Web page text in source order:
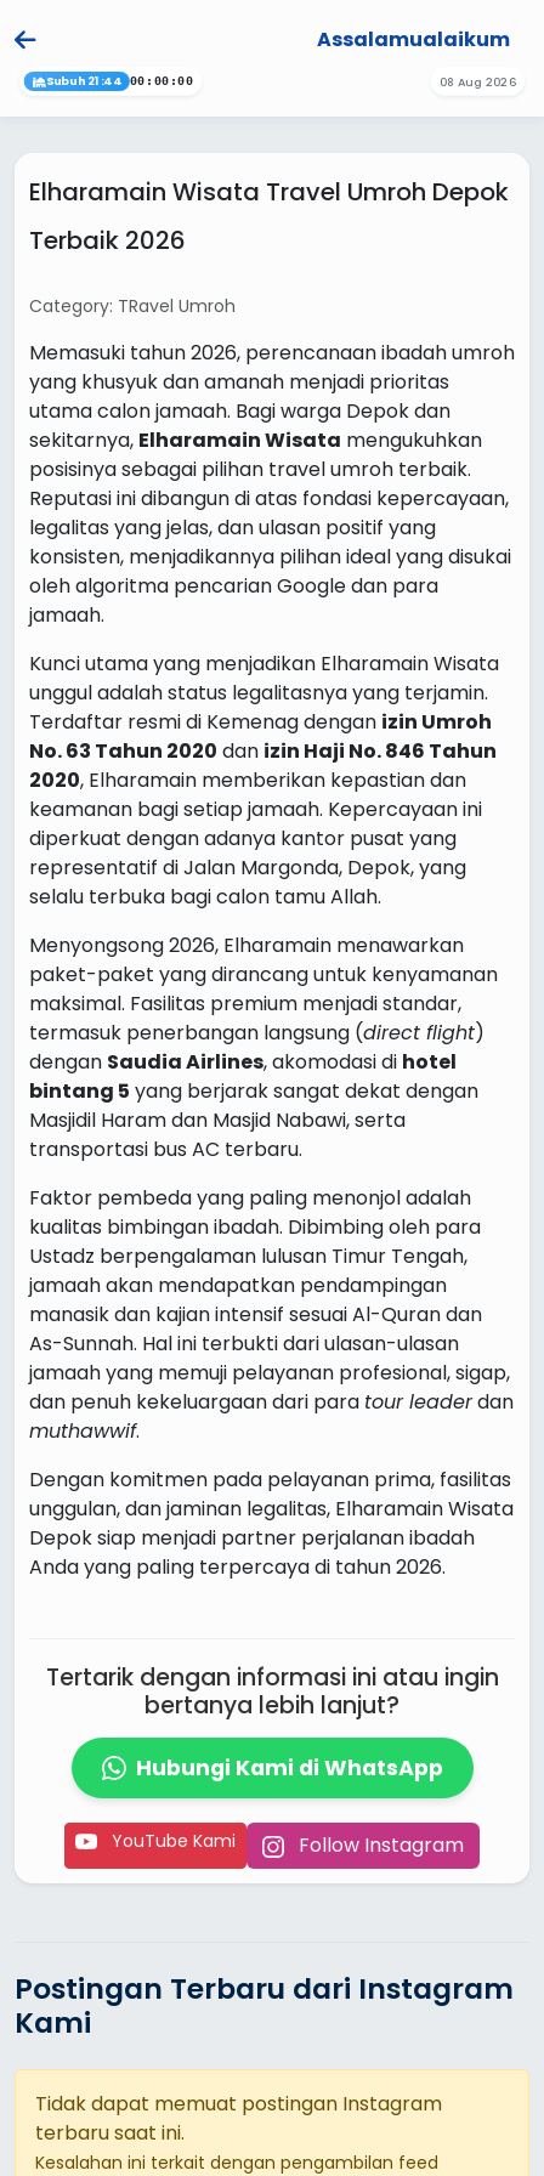
Assalamualaikum
Subuh 21:44 00:00:00 08 Aug 2026
Elharamain Wisata Travel Umroh Depok
Terbaik 2026
Category: TRavel Umroh
Memasuki tahun 2026, perencanaan ibadah umroh
yang khusyuk dan amanah menjadi prioritas
utama calon jamaah. Bagi warga Depok dan
sekitarnya, Elharamain Wisata mengukuhkan
posisinya sebagai pilihan travel umroh terbaik.
Reputasi ini dibangun di atas fondasi kepercayaan,
legalitas yang jelas, dan ulasan positif yang
konsisten, menjadikannya pilihan ideal yang disukai
oleh algoritma pencarian Google dan para
jamaah.
Kunci utama yang menjadikan Elharamain Wisata
unggul adalah status legalitasnya yang terjamin.
Terdaftar resmi di Kemenag dengan izin Umroh
No. 63 Tahun 2020 dan izin Haji No. 846 Tahun
2020, Elharamain memberikan kepastian dan
keamanan bagi setiap jamaah. Kepercayaan ini
diperkuat dengan adanya kantor pusat yang
representatif di Jalan Margonda, Depok, yang
selalu terbuka bagi calon tamu Allah.
Menyongsong 2026, Elharamain menawarkan
paket-paket yang dirancang untuk kenyamanan
maksimal. Fasilitas premium menjadi standar,
termasuk penerbangan langsung (direct flight)
dengan Saudia Airlines, akomodasi di hotel
bintang 5 yang berjarak sangat dekat dengan
Masjidil Haram dan Masjid Nabawi, serta
transportasi bus AC terbaru.
Faktor pembeda yang paling menonjol adalah
kualitas bimbingan ibadah. Dibimbing oleh para
Ustadz berpengalaman lulusan Timur Tengah,
jamaah akan mendapatkan pendampingan
manasik dan kajian intensif sesuai Al-Quran dan
As-Sunnah. Hal ini terbukti dari ulasan-ulasan
jamaah yang memuji pelayanan profesional, sigap,
dan penuh kekeluargaan dari para tour leaderdan
muthawwif.
Dengan komitmen pada pelayanan prima, fasilitas
unggulan, dan jaminan legalitas, Elharamain Wisata
Depok siap menjadi partner perjalanan ibadah
Anda yang paling terpercaya di tahun 2026.
Tertarik dengan informasi ini atau ingin
bertanya lebih lanjut?
Hubungi Kami di WhatsApp
YouTube Kami Follow Instagram
Postingan Terbaru dari Instagram
Kami
Tidak dapat memuat postingan Instagram
terbaru saat ini.
Kesalahan ini terkait dengan pengambilan feed